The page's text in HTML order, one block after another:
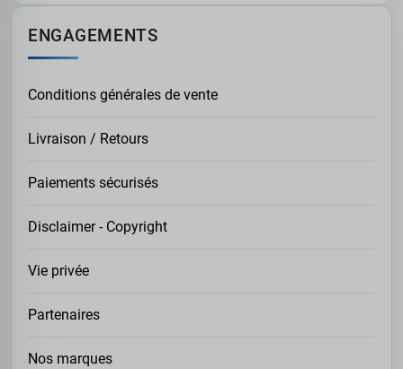
ENGAGEMENTS
Conditions générales de vente
Livraison / Retours
Paiements sécurisés
Disclaimer - Copyright
Vie privée
Partenaires
Nos marques